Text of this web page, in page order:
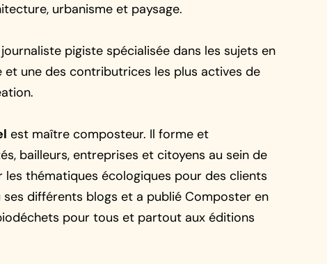
urbanisme et paysage.
pigiste spécialisée dans les sujets en
et une des contributrices les plus actives de
est maître composteur. Il forme et
bailleurs, entreprises et citoyens au sein de
thématiques écologiques pour des clients
ses différents blogs et a publié Composter en
pour tous et partout aux éditions